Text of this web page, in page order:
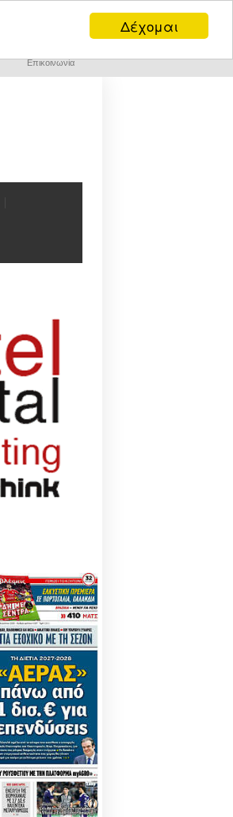
Δέχομαι
Επικοινωνία